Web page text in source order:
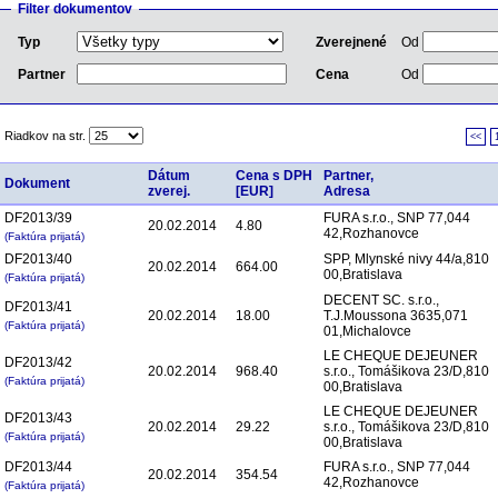
Filter dokumentov
Typ Zverejnené Od
Partner Cena Od
Riadkov na str. <<
Dokument
Dátum
zverej.
Cena s DPH
[EUR]
Partner,
Adresa
DF2013/39
(Faktúra prijatá)
20.02.2014 4.80
FURA s.r.o., SNP 77,044
42,Rozhanovce
DF2013/40
(Faktúra prijatá)
20.02.2014 664.00
SPP, Mlynské nivy 44/a,810
00,Bratislava
DF2013/41
(Faktúra prijatá)
20.02.2014 18.00
DECENT SC. s.r.o.,
T.J.Moussona 3635,071
01,Michalovce
DF2013/42
(Faktúra prijatá)
20.02.2014 968.40
LE CHEQUE DEJEUNER
s.r.o., Tomášikova 23/D,810
00,Bratislava
DF2013/43
(Faktúra prijatá)
20.02.2014 29.22
LE CHEQUE DEJEUNER
s.r.o., Tomášikova 23/D,810
00,Bratislava
DF2013/44
(Faktúra prijatá)
20.02.2014 354.54
FURA s.r.o., SNP 77,044
42,Rozhanovce